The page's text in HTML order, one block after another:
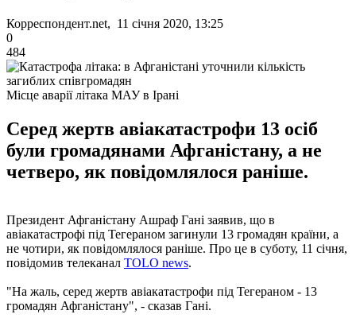
Корреспондент.net, 11 січня 2020, 13:25
0
484
Місце аварії літака МАУ в Ірані
Серед жертв авіакатастрофи 13 осіб
були громадянами Афганістану, а не
четверо, як повідомлялося раніше.
Президент Афганістану Ашраф Гані заявив, що в
авіакатастрофі під Тегераном загинули 13 громадян країни, а
не чотири, як повідомлялося раніше. Про це в суботу, 11 січня,
повідомив телеканал TOLO news.
"На жаль, серед жертв авіакатастрофи під Тегераном - 13
громадян Афганістану", - сказав Гані.